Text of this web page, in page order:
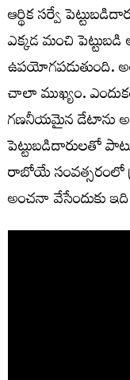
ఆర్థిక సర్వే
ఎక్కడ మంచి
ఉపయోగపడుతుంది.
చాలా ముఖ్యం.
గణనీయమైన డేటాను
పెట్టుబడిదారులతో
రాబోయే సంవత్సరంలో
అంచనా వేసేందుకు